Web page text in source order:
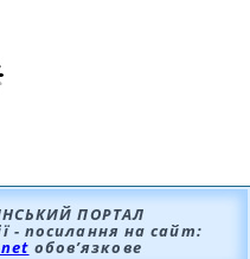
ПОРТАЛ
- посилання на сайт:
обов’язкове